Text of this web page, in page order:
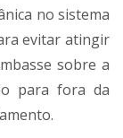
no sistema
evitar atingir
sobre a
para fora da